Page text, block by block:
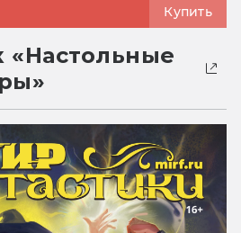
Купить
«Настольные